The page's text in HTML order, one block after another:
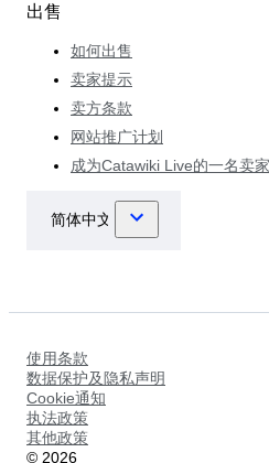
出售
如何出售
卖家提示
卖方条款
网站推广计划
成为Catawiki Live的一名卖家
使用条款
数据保护及隐私声明
Cookie通知
执法政策
其他政策
© 2026